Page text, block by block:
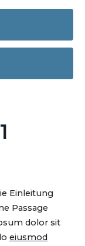
Einleitung
Passage
dolor sit
eiusmod